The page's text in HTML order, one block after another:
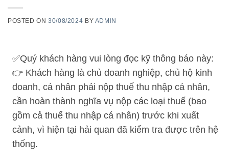
POSTED ON30/08/2024 BY ADMIN
✅Quý khách hàng vui lòng đọc kỹ thông báo này:
👉 Khách hàng là chủ doanh nghiệp, chủ hộ kinh
doanh, cá nhân phải nộp thuế thu nhập cá nhân,
cần hoàn thành nghĩa vụ nộp các loại thuế (bao
gồm cả thuế thu nhập cá nhân) trước khi xuất
cảnh, vì hiện tại hải quan đã kiểm tra được trên hệ
thống.